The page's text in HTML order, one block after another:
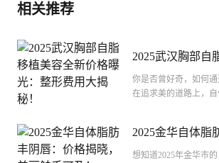
相关推荐
2025武汉胸部自
整形费用大揭秘
你是否曾好奇，如何
在追求美的道路上，
2025金华自体脂
触手可及！
想知道2025年金华市